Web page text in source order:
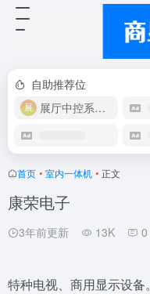
自助推荐位
展厅中控系统OEM
首页 • 室内一体机 • 正文
康荣电子
3年前更新 13K 0
特种电视、商用显示设备。